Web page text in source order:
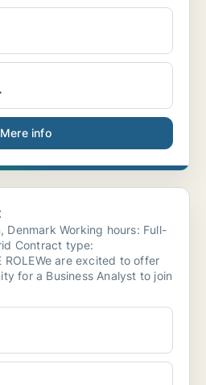
Mere info
Denmark Working hours: Full-
Contract type:
ROLEWe are excited to offer
for a Business Analyst to join